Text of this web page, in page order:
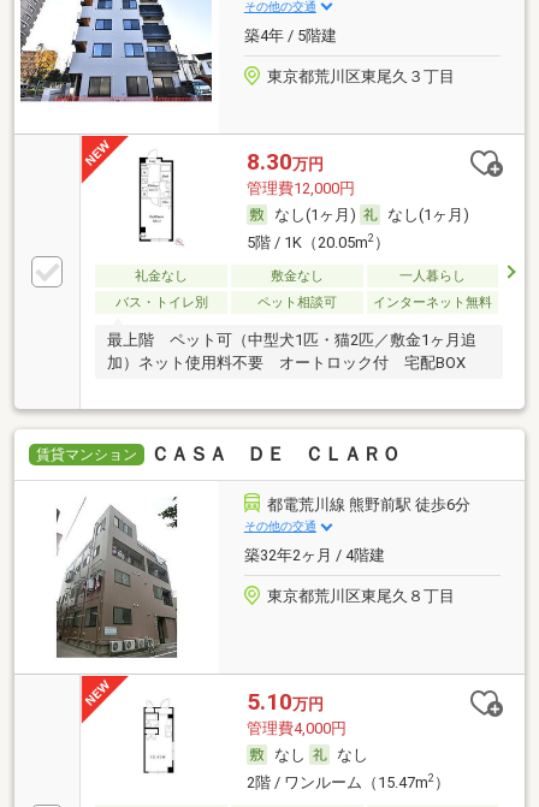
その他の交通
築4年 / 5階建
東京都荒川区東尾久３丁目
8.30万円
管理費12,000円
なし(1ヶ月)
なし(1ヶ月)
5階 / 1K（20.05m2）
礼金なし 敷金なし
一人暮らし
バス・トイレ別
ペット相談可 インターネット無料
最上階 ペット可（中型犬1匹・猫2匹／敷金1ヶ月追
加）ネット使用料不要 オートロック付 宅配BOX
賃貸マンション ＣＡＳＡ ＤＥ ＣＬＡＲＯ
都電荒川線 熊野前駅 徒歩6分
その他の交通
築32年2ヶ月 / 4階建
東京都荒川区東尾久８丁目
5.10万円
管理費4,000円
なし
なし
2階 / ワンルーム（15.47m2）